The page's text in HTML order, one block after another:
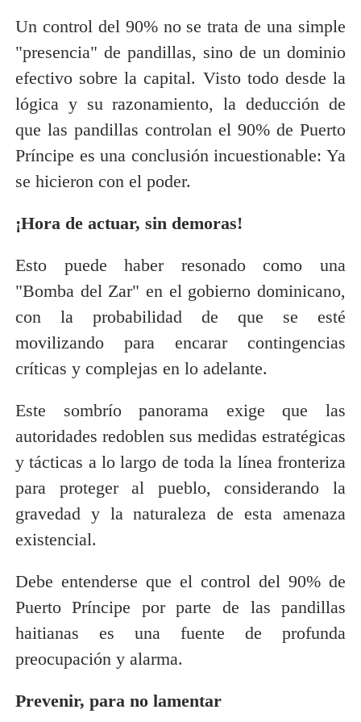
Un control del 90% no se trata de una simple
"presencia" de pandillas, sino de un dominio
efectivo sobre la capital. Visto todo desde la
lógica y su razonamiento, la deducción de
que las pandillas controlan el 90% de Puerto
Príncipe es una conclusión incuestionable: Ya
se hicieron con el poder.
¡Hora de actuar, sin demoras!
Esto puede haber resonado como una
"Bomba del Zar" en el gobierno dominicano,
con la probabilidad de que se esté
movilizando para encarar contingencias
críticas y complejas en lo adelante.
Este sombrío panorama exige que las
autoridades redoblen sus medidas estratégicas
y tácticas a lo largo de toda la línea fronteriza
para proteger al pueblo, considerando la
gravedad y la naturaleza de esta amenaza
existencial.
Debe entenderse que el control del 90% de
Puerto Príncipe por parte de las pandillas
haitianas es una fuente de profunda
preocupación y alarma.
Prevenir, para no lamentar